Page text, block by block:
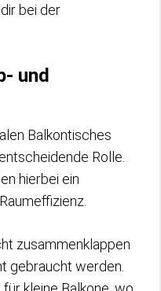
bei der
und
Balkontisches
Rolle.
hierbei ein
zusammenklappen
gebraucht werden.